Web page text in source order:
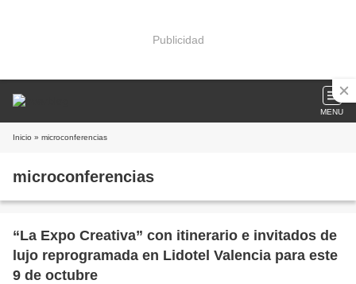
Publicidad
MENU
Inicio » microconferencias
microconferencias
“La Expo Creativa” con itinerario e invitados de
lujo reprogramada en Lidotel Valencia para este
9 de octubre